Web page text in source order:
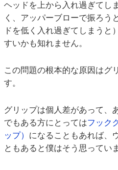
ヘッドを上から入れ過ぎてし
く、アッパーブローで振ろう
ドを低く入れ過ぎてしまうと
すいかも知れません。
この問題の根本的な原因はグ
す。
グリップは個人差があって、
でもある方にとってはフック
ップ） になることもあれば、
ともあると僕はそう思ってい